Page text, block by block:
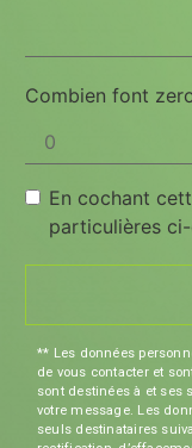
Combien font
En cochant
particulières
** Les données
de vous contacter et
sont destinées à et ses
votre message. Les
seuls destinataires